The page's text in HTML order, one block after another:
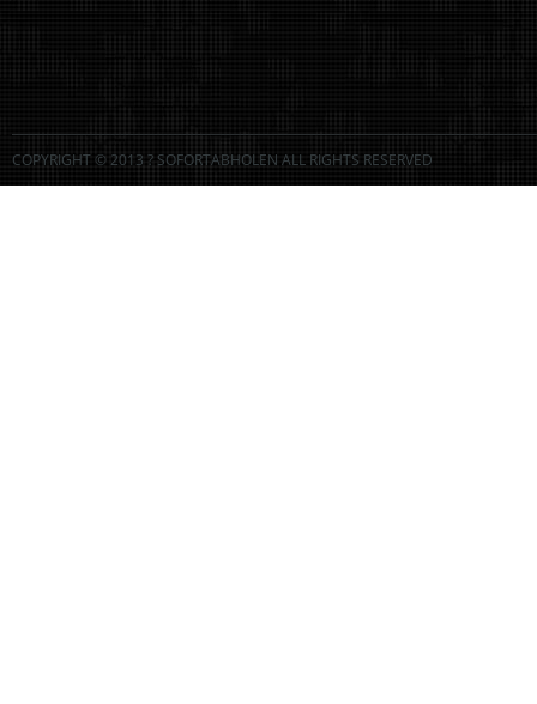
COPYRIGHT © 2013 ? SOFORTABHOLEN ALL RIGHTS RESERVED